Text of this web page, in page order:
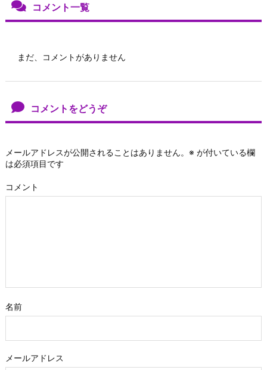
コメント一覧
まだ、コメントがありません
コメントをどうぞ
メールアドレスが公開されることはありません。 ※ が付いている欄
は必須項目です
コメント
名前
メールアドレス